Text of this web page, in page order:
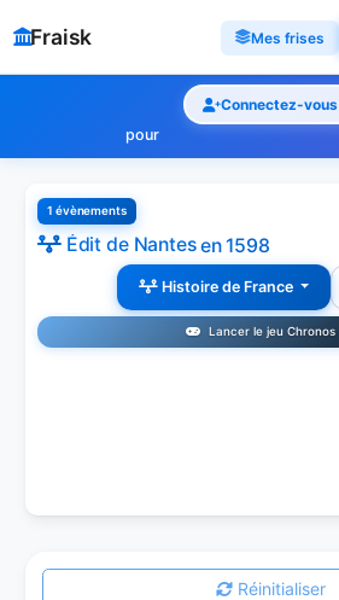
Fraisk Mes frises
Connectez-vous
pour
1 évènements
Édit de Nantesen 1598
Histoire de France
Lancer le jeu Chronos
Réinitialiser